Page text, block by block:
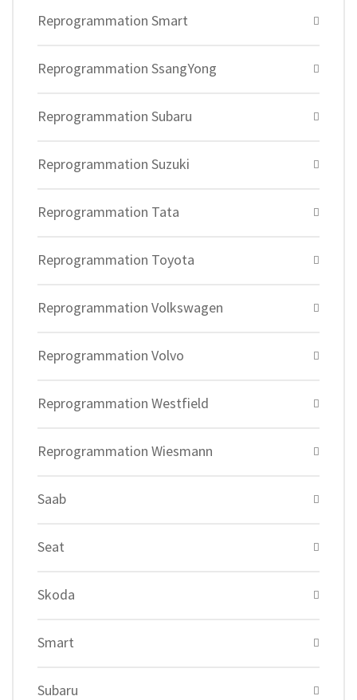
Reprogrammation Smart
Reprogrammation SsangYong
Reprogrammation Subaru
Reprogrammation Suzuki
Reprogrammation Tata
Reprogrammation Toyota
Reprogrammation Volkswagen
Reprogrammation Volvo
Reprogrammation Westfield
Reprogrammation Wiesmann
Saab
Seat
Skoda
Smart
Subaru